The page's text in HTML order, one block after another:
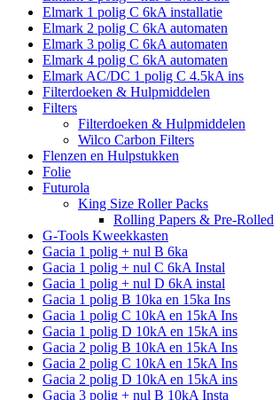
Elmark 1 polig C 6kA installatie
Elmark 2 polig C 6kA automaten
Elmark 3 polig C 6kA automaten
Elmark 4 polig C 6kA automaten
Elmark AC/DC 1 polig C 4.5kA ins
Filterdoeken & Hulpmiddelen
Filters
Filterdoeken & Hulpmiddelen
Wilco Carbon Filters
Flenzen en Hulpstukken
Folie
Futurola
King Size Roller Packs
Rolling Papers & Pre-Rolled
G-Tools Kweekkasten
Gacia 1 polig + nul B 6ka
Gacia 1 polig + nul C 6kA Instal
Gacia 1 polig + nul D 6kA instal
Gacia 1 polig B 10ka en 15ka Ins
Gacia 1 polig C 10kA en 15kA Ins
Gacia 1 polig D 10kA en 15kA ins
Gacia 2 polig B 10kA en 15kA Ins
Gacia 2 polig C 10kA en 15kA Ins
Gacia 2 polig D 10kA en 15kA ins
Gacia 3 polig + nul B 10kA Insta